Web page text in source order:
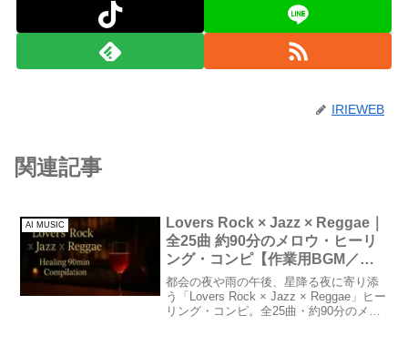
IRIEWEB
関連記事
AI MUSIC
Lovers Rock × Jazz × Reggae｜
全25曲 約90分のメロウ・ヒーリ
ング・コンピ【作業用BGM／深
夜チル】
都会の夜や雨の午後、星降る夜に寄り添
う「Lovers Rock × Jazz × Reggae」ヒー
リング・コンピ。全25曲・約90分のメロ